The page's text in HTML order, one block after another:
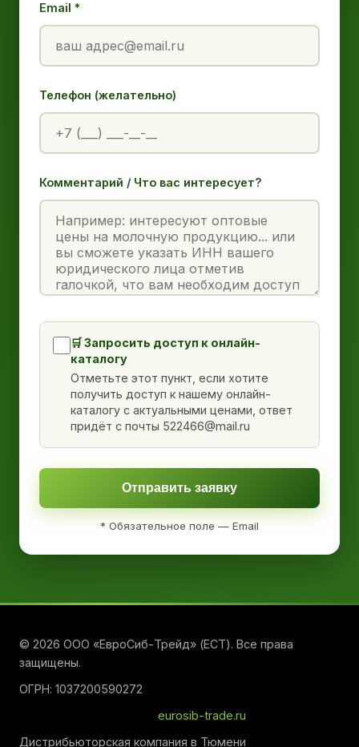
Email *
Телефон (желательно)
Комментарий / Что вас интересует?
🛒 Запросить доступ к онлайн-
каталогу
Отметьте этот пункт, если хотите
получить доступ к нашему онлайн-
каталогу с актуальными ценами, ответ
придёт с почты 522466@mail.ru
Отправить заявку
* Обязательное поле — Email
© 2026 ООО «ЕвроСиб-Трейд» (ЕСТ). Все права
защищены.
ОГРН: 1037200590272
eurosib-trade.ru
Дистрибьюторская компания в Тюмени